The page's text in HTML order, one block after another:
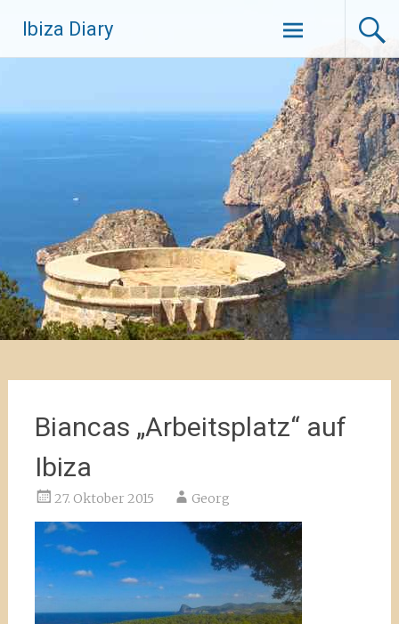
Inhalt
springen
Ibiza Diary
Biancas „Arbeitsplatz“ auf
Ibiza
27. Oktober 2015 Georg